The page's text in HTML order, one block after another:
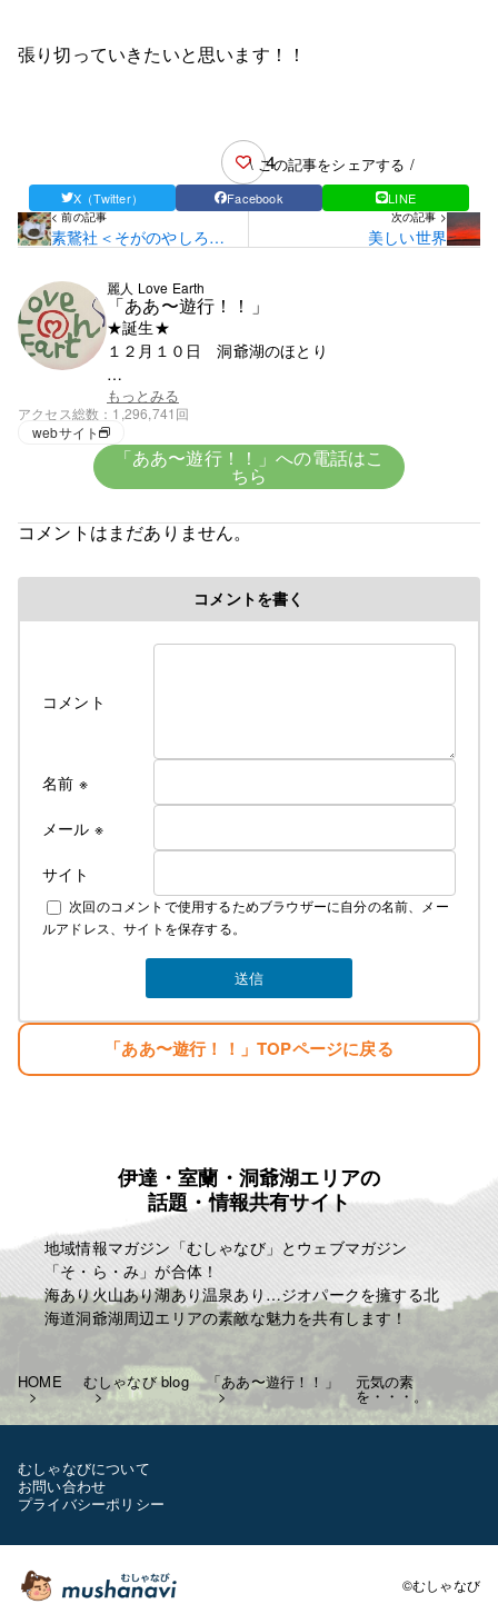
張り切っていきたいと思います！！
4
\ この記事をシェアする /
X（Twitter） Facebook LINE
< 前の記事
素鵞社＜そがのやしろ＞
次の記事 >
美しい世界
麗人 Love Earth
「ああ〜遊行！！」
★誕生★
１２月１０日 洞爺湖のほとり
★血液★
興味がないがＯ型みたい
★趣味★
修行時代＞高校を卒業後千葉県の大友美容室で１０
て修業
２００７年１２月１０日
麗人Love Earthに名前を変える。
そして新しい基地を構える。
みなさんのご指示で立派な基地がオープンしまし
生まれただけでぼろ儲け・・。
目標
麗人ＨＰ
http://reijin.website/
もっとみる
アクセス総数
1,296,741回
webサイト
「ああ〜遊行！！」への電話はこ
ちら
コメントはまだありません。
コメントを書く
コメント
名前 ※
メール ※
サイト
次回のコメントで使用するためブラウザーに自分の名前、メー
ルアドレス、サイトを保存する。
「ああ〜遊行！！」TOPページに戻る
伊達・室蘭・洞爺湖エリアの
話題・情報共有サイト
地域情報マガジン「むしゃなび」とウェブマガジン
「そ・ら・み」が合体！
海あり火山あり湖あり温泉あり…ジオパークを擁する北
海道洞爺湖周辺エリアの素敵な魅力を共有します！
HOME むしゃなび blog 「ああ〜遊行！！」 元気の素
を・・・。
むしゃなびについて
お問い合わせ
プライバシーポリシー
©むしゃなび